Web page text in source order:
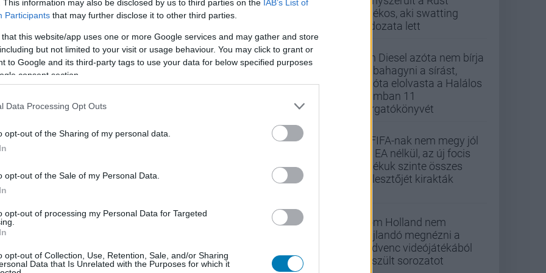
This information may also be disclosed by us to third parties on the IAB’s List of
Participants that may further disclose it to other third parties.
that this website/app uses one or more Google services and may gather and store
but not limited to your visit or usage behaviour. You may click to grant or
to Google and its third-party tags to use your data for below specified purposes
consent section.
Data Processing Opt Outs
opt-out of the Sharing of my personal data.
opt-out of the Sale of my Personal Data.
opt-out of processing my Personal Data for Targeted
opt-out of Collection, Use, Retention, Sale, and/or Sharing
Data that Is Unrelated with the Purposes for which it
kiváltó támadás, amely során több mint 90,
ki a Grand Theft Auto VI-ból. Akkor az elkövető
és a hatósági eljárás során is elhangzott, hogy egy
volt szó.
Rockstar Games, sem anyavállalata, a Take-Two
állításaiból. Az viszont biztos, hogy ha a
járhat a tervek szerint 2026. november 19-én
jön szembe GSO-n vagy a social médiában.
a legjobbakat,iratkozz fel hírlevelünkre!
játékos, aki swatting
áldozata lett
Vin Diesel azóta nem bírja
abbahagyni a sírást,
mióta elolvasta a Halálos
iramban 11
forgatókönyvét
A FIFA-nak nem megy jól
az EA nélkül, az új focis
játékuk szinte összes
fejlesztőjét kirakták
Tom Holland nem
hajlandó megnézni a
kedvenc videójátékából
készült sorozatot